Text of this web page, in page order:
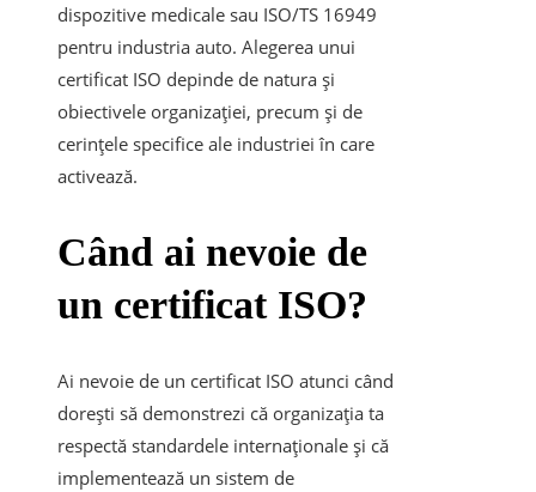
dispozitive medicale sau ISO/TS 16949
pentru industria auto. Alegerea unui
certificat ISO depinde de natura și
obiectivele organizației, precum și de
cerințele specifice ale industriei în care
activează.
Când ai nevoie de
un certificat ISO?
Ai nevoie de un certificat ISO atunci când
dorești să demonstrezi că organizația ta
respectă standardele internaționale și că
implementează un sistem de